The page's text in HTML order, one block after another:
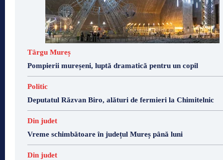
Târgu Mureș
Pompierii mureșeni, luptă dramatică pentru un copil
Politic
Deputatul Răzvan Biro, alături de fermieri la Chimitelnic
Din judet
Vreme schimbătoare în județul Mureș până luni
Din judet